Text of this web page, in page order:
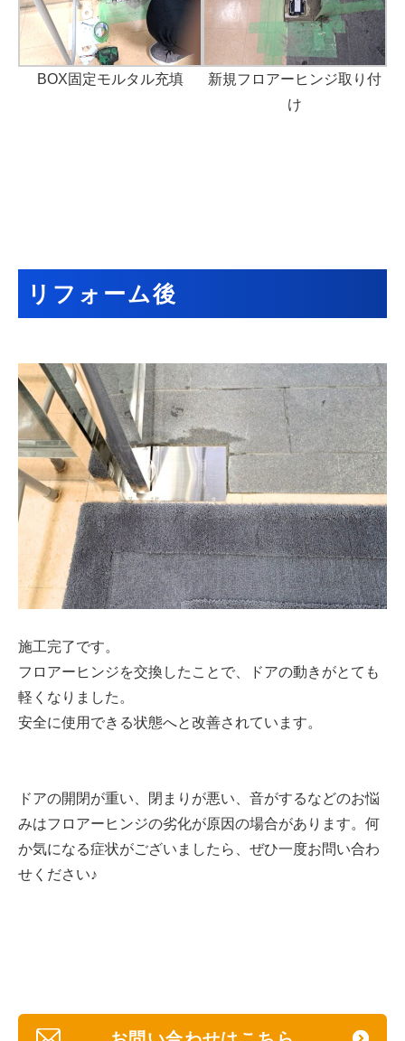
BOX固定モルタル充填
新規フロアーヒンジ取り付
け
リフォーム後
施工完了です。
フロアーヒンジを交換したことで、ドアの動きがとても
軽くなりました。
安全に使用できる状態へと改善されています。
ドアの開閉が重い、閉まりが悪い、音がするなどのお悩
みはフロアーヒンジの劣化が原因の場合があります。何
か気になる症状がございましたら、ぜひ一度お問い合わ
せください♪